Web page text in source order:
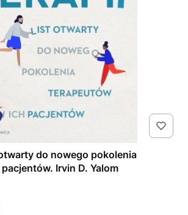
do nowego pokolenia
terapeutów i ich pacjentów. Irvin D. Yalom